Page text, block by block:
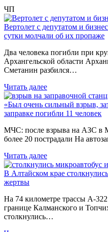
ЧП
Вертолет с депутатом и
сутки молчали об их пропаже
Два человека погибли при
Архангельской области
Сметанин разбился…
Читать далее
«Был очень сильный взрыв,
заправке погибли 11 человек
МЧС: после взрыва на АЗС в
более 20 пострадали На
Читать далее
В Алтайском крае
жертвы
На 74 километре трассы А-
границе Калманского и
столкнулись…